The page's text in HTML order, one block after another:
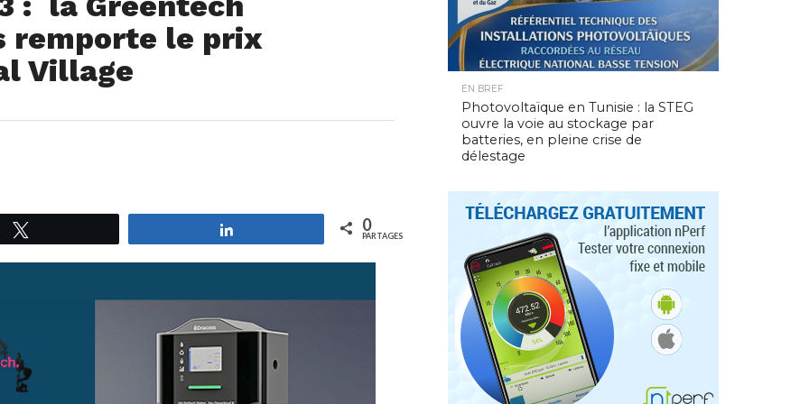
remporte le prix
Village
0
PARTAGES
EN BREF
Photovoltaïque en Tunisie : la STEG
ouvre la voie au stockage par
batteries, en pleine crise de
délestage